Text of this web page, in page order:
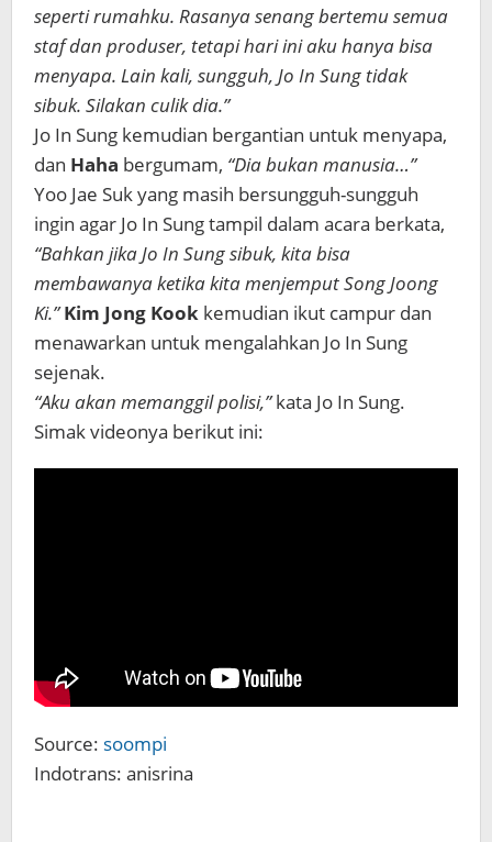
seperti rumahku. Rasanya senang bertemu semua
staf dan produser, tetapi hari ini aku hanya bisa
menyapa. Lain kali, sungguh, Jo In Sung tidak
sibuk. Silakan culik dia.”
Jo In Sung kemudian bergantian untuk menyapa,
dan Haha bergumam, “Dia bukan manusia…”
Yoo Jae Suk yang masih bersungguh-sungguh
ingin agar Jo In Sung tampil dalam acara berkata,
“Bahkan jika Jo In Sung sibuk, kita bisa
membawanya ketika kita menjemput Song Joong
Ki.” Kim Jong Kook kemudian ikut campur dan
menawarkan untuk mengalahkan Jo In Sung
sejenak.
“Aku akan memanggil polisi,”kata Jo In Sung.
Simak videonya berikut ini:
Source: soompi
Indotrans: anisrina